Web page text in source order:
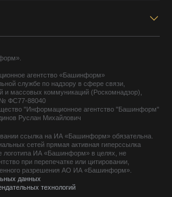
агентство «Башинформ»
службе по надзору в сфере связи,
и массовых коммуникаций (Роскомнадзор),
№ ФС77-88040
"Информационное агентство "Башинформ"
Руслан Михайлович
ссылка на ИА «Башинформ» обязательна.
сетей прямая активная гиперссылка
логотипа ИА «Башинформ» в целях, не
при перепечатке или цитировании,
разрешения АО ИА «Башинформ».
данных
технологий